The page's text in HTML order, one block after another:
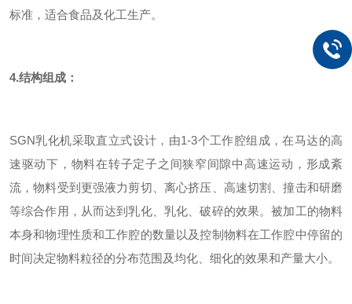
标准，适合食品及化工生产。
4.结构组成：
SGN乳化机采取直立式设计，由1-3个工作腔组成，在马达的高
速驱动下，物料在转子定子之间狭窄间隙中高速运动，形成紊
流，物料受到更强液力剪切、离心挤压、高速切割、撞击和研磨
等综合作用，从而达到乳化、乳化、破碎的效果。被加工的物料
本身和物理性质和工作腔的数量以及控制物料在工作腔中停留的
时间决定物料粒径的分布范围及均化、细化的效果和产量大小。